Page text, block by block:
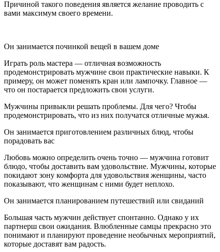
Причиной такого поведения является желание проводить с
вами максимум своего времени.
Он занимается починкой вещей в вашем доме
Играть роль мастера ― отличная возможность
продемонстрировать мужчине свои практические навыки. К
примеру, он может поменять кран или лампочку. Главное ―
что он постарается предложить свои услуги.
Мужчины привыкли решать проблемы. Для чего? Чтобы
продемонстрировать, что из них получатся отличные мужья.
Он занимается приготовлением различных блюд, чтобы
порадовать вас
Любовь можно определить очень точно ― мужчина готовит
блюдо, чтобы доставить вам удовольствие. Мужчины, которые
покидают зону комфорта для удовольствия женщины, часто
показывают, что женщинам с ними будет неплохо.
Он занимается планированием путешествий или свиданий
Большая часть мужчин действует спонтанно. Однако у их
партнерш свои ожидания. Влюбленные самцы прекрасно это
понимают и планируют проведение необычных мероприятий,
которые доставят вам радость.